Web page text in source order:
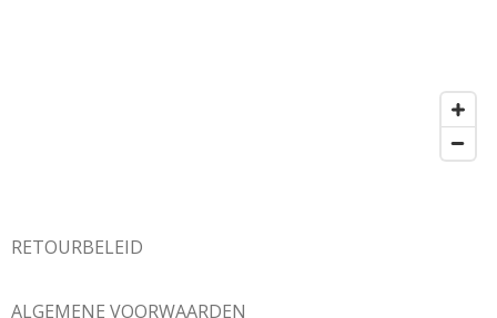
RETOURBELEID
ALGEMENE VOORWAARDEN